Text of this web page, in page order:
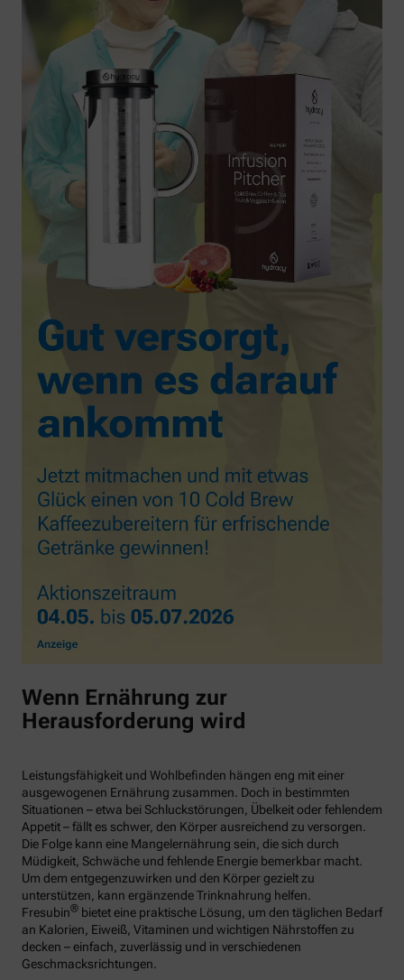
Wenn Ernährung zur
Herausforderung wird
Leistungsfähigkeit und Wohlbefinden hängen eng mit einer
ausgewogenen Ernährung zusammen. Doch in bestimmten
Situationen – etwa bei Schluckstörungen, Übelkeit oder fehlendem
Appetit – fällt es schwer, den Körper ausreichend zu versorgen.
Die Folge kann eine Mangelernährung sein, die sich durch
Müdigkeit, Schwäche und fehlende Energie bemerkbar macht.
Um dem entgegenzuwirken und den Körper gezielt zu
unterstützen, kann ergänzende Trinknahrung helfen.
Fresubin® bietet eine praktische Lösung, um den täglichen Bedarf
an Kalorien, Eiweiß, Vitaminen und wichtigen Nährstoffen zu
decken – einfach, zuverlässig und in verschiedenen
Geschmacksrichtungen.